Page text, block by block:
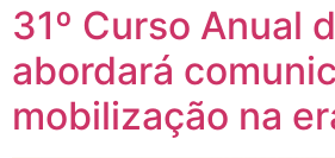
31º Curso Anual
abordará
mobilização na